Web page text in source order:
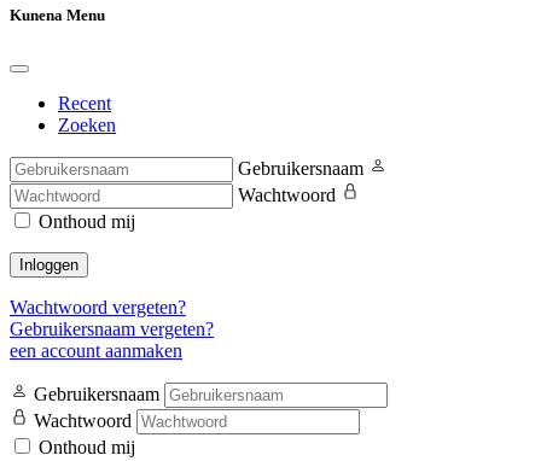
Kunena Menu
Recent
Zoeken
Gebruikersnaam
Wachtwoord
Onthoud mij
Inloggen
Wachtwoord vergeten?
Gebruikersnaam vergeten?
een account aanmaken
Gebruikersnaam
Wachtwoord
Onthoud mij